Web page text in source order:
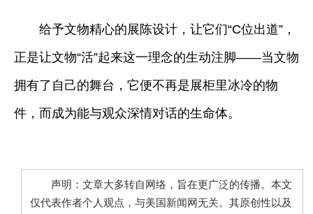
给予文物精心的展陈设计，让它们“C位出道”，
正是让文物“活”起来这一理念的生动注脚——当文物
拥有了自己的舞台，它便不再是展柜里冰冷的物
件，而成为能与观众深情对话的生命体。
声明：文章大多转自网络，旨在更广泛的传播。本文
仅代表作者个人观点，与美国新闻网无关。其原创性以及